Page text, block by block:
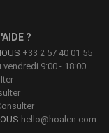
?
+33 2 57 40 01 55
vendredi 9:00 - 18:00
hello@hoalen.com